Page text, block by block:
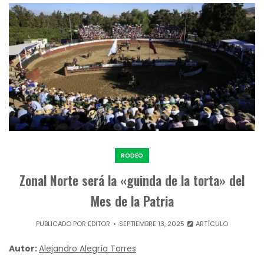
RODEO
Zonal Norte será la «guinda de la torta» del
Mes de la Patria
PUBLICADO POR EDITOR SEPTIEMBRE 13, 2025 ARTÍCULO
Autor:Alejandro Alegría Torres